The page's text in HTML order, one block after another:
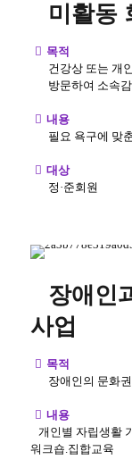
미활동
목적
건강상 또는 개
방문하여 소속
내용
필요 욕구에 맞
대상
정·준회원
장애인
사업
목적
장애인의 문화
내용
개인별 자립생활
워크숍.집합교육